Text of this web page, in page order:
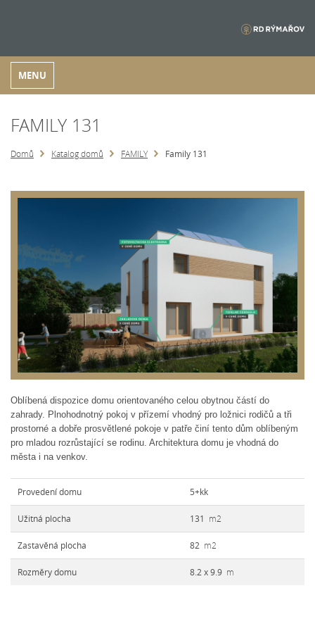
FAMILY 131
Domů Katalog domů FAMILY Family 131
Oblíbená dispozice domu orientovaného celou obytnou částí do
zahrady. Plnohodnotný pokoj v přízemí vhodný pro ložnici rodičů a tři
prostorné a dobře prosvětlené pokoje v patře činí tento dům oblíbeným
pro mladou rozrůstající se rodinu. Architektura domu je vhodná do
města i na venkov.
Provedení domu 5+kk
Užitná plocha 131 m2
Zastavěná plocha 82 m2
Rozměry domu 8.2 x 9.9 m
MENU